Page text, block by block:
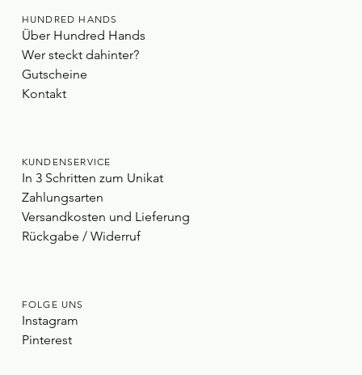
HUNDRED HANDS
Über Hundred Hands
Wer steckt dahinter?
Gutscheine
Kontakt
KUNDENSERVICE
In 3 Schritten zum Unikat
Zahlungsarten
Versandkosten und Lieferung
Rückgabe / Widerruf
FOLGE UNS
Instagram
Pinterest